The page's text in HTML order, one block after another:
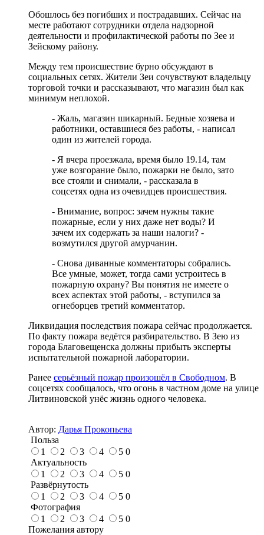
Обошлось без погибших и пострадавших. Сейчас на
месте работают сотрудники отдела надзорной
деятельности и профилактической работы по Зее и
Зейскому району.
Между тем происшествие бурно обсуждают в
социальных сетях. Жители Зеи сочувствуют владельцу
торговой точки и рассказывают, что магазин был как
минимум неплохой.
- Жаль, магазин шикарный. Бедные хозяева и
работники, оставшиеся без работы, - написал
один из жителей города.
- Я вчера проезжала, время было 19.14, там
уже возгорание было, пожарки не было, зато
все стояли и снимали, - рассказала в
соцсетях одна из очевидцев происшествия.
- Внимание, вопрос: зачем нужны такие
пожарные, если у них даже нет воды? И
зачем их содержать за наши налоги? -
возмутился другой амурчанин.
- Снова диванные комментаторы собрались.
Все умные, может, тогда сами устроитесь в
пожарную охрану? Вы понятия не имеете о
всех аспектах этой работы, - вступился за
огнеборцев третий комментатор.
Ликвидация последствия пожара сейчас продолжается.
По факту пожара ведётся разбирательство. В Зею из
города Благовещенска должны прибыть эксперты
испытательной пожарной лаборатории.
Ранее серьёзный пожар произошёл в Свободном. В
соцсетях сообщалось, что огонь в частном доме на улице
Литвиновской унёс жизнь одного человека.
Автор: Дарья Прокопьева
Польза
1
2 3 4 5 0
Актуальность
1
2 3 4 5 0
Развёрнутость
1
2 3 4 5 0
Фотография
1
2 3 4 5 0
Пожелания автору